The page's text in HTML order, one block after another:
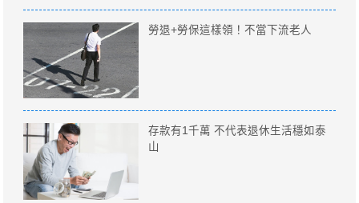
勞退+勞保這樣領！不當下流老人
存款有1千萬 不代表退休生活穩如泰
山